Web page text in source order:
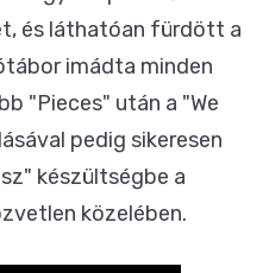
és láthatóan fürdött a
imádta minden
"Pieces" után a "We
pedig sikeresen
készültségbe a
közelében.